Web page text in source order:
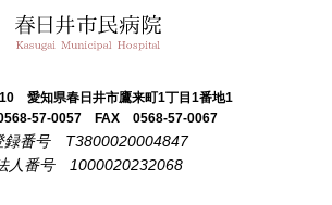
春日井市民病院
愛知県春日井市鷹来町1丁目1番地1
57-0057
FAX 0568-57-0067
録番号 T3800020004847
人番号 1000020232068